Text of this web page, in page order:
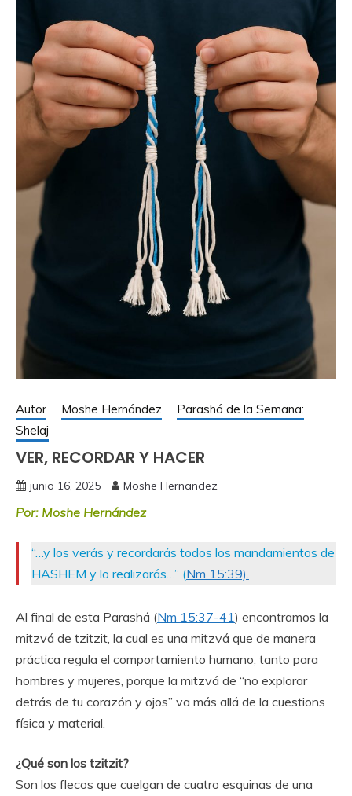
Autor Moshe Hernández
Parashá de la Semana:
Shelaj
VER, RECORDAR Y HACER
junio 16, 2025 Moshe Hernandez
Por: Moshe Hernández
“…y los verás y recordarás todos los mandamientos de
HASHEM y lo realizarás…” (Nm 15:39).
Al final de esta Parashá (Nm 15:37-41) encontramos la
mitzvá de tzitzit, la cual es una mitzvá que de manera
práctica regula el comportamiento humano, tanto para
hombres y mujeres, porque la mitzvá de “no explorar
detrás de tu corazón y ojos” va más allá de la cuestions
física y material.
¿Qué son los tzitzit?
Son los flecos que cuelgan de cuatro esquinas de una